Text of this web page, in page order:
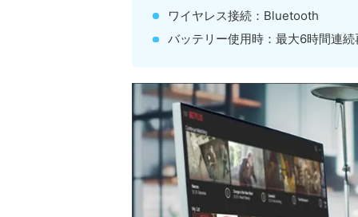
ワイヤレス接続：Bluetooth
バッテリー使用時：最大6時間連続